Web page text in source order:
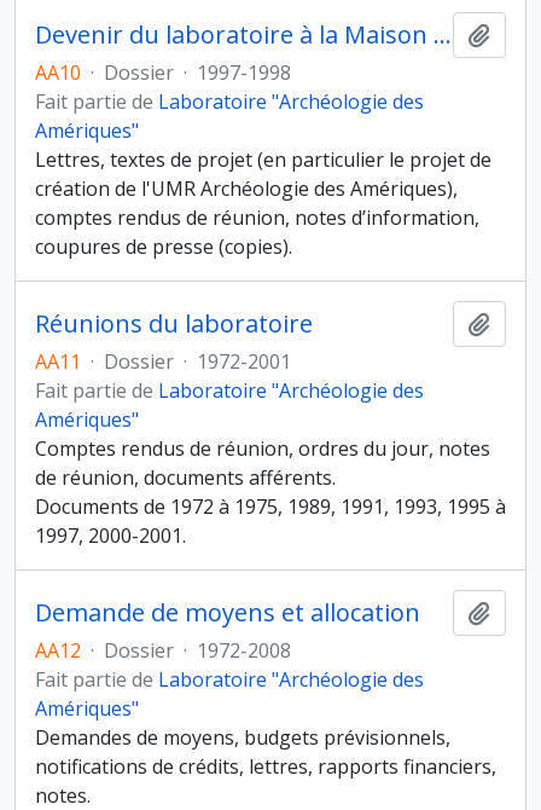
Devenir du laboratoire à la Maison René-Ginouvès
AA10 · Dossier · 1997-1998
Fait partie de Laboratoire "Archéologie des
Amériques"
Lettres, textes de projet (en particulier le projet de
création de l'UMR Archéologie des Amériques),
comptes rendus de réunion, notes d’information,
coupures de presse (copies).
Réunions du laboratoire
AA11 · Dossier · 1972-2001
Fait partie de Laboratoire "Archéologie des
Amériques"
Comptes rendus de réunion, ordres du jour, notes
de réunion, documents afférents.
Documents de 1972 à 1975, 1989, 1991, 1993, 1995 à
1997, 2000-2001.
Demande de moyens et allocation
AA12 · Dossier · 1972-2008
Fait partie de Laboratoire "Archéologie des
Amériques"
Demandes de moyens, budgets prévisionnels,
notifications de crédits, lettres, rapports financiers,
notes.